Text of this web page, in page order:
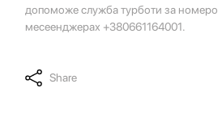
допоможе служба турботи за
месеенджерах +380661164001.
Share